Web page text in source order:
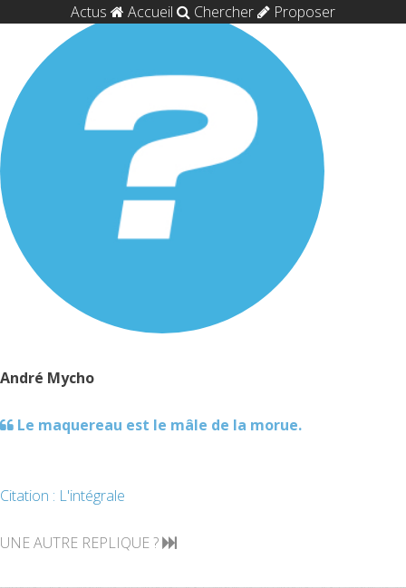
Actus Accueil Chercher Proposer
André Mycho
Le maquereau est le mâle de la morue.
Citation : L'intégrale
UNE AUTRE REPLIQUE ?